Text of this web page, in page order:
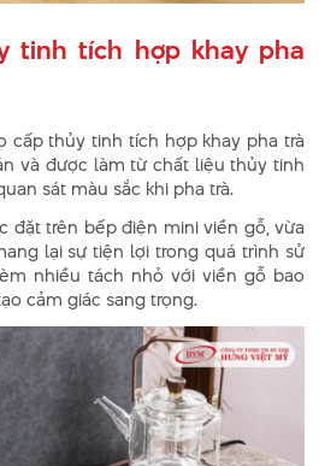
tinh tích hợp khay pha
cấp thủy tinh tích hợp khay pha trà
và được làm từ chất liệu thủy tinh
sát màu sắc khi pha trà.
đặt trên bếp điện mini viền gỗ, vừa
lại sự tiện lợi trong quá trình sử
nhiều tách nhỏ với viền gỗ bao
cảm giác sang trọng.